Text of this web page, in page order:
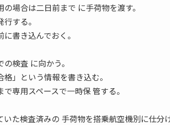
場合は二日前まで に手荷物を渡す。
する。
書き込んでおく。
検査 に向かう。
」という情報を書き込む。
専用スペースで一時保 管する。
た検査済みの 手荷物を搭乗航空機別に仕分